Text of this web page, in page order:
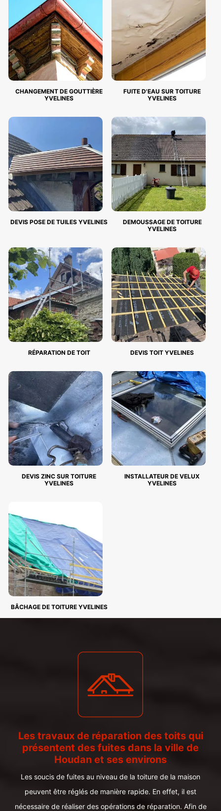
CHANGEMENT DE GOUTTIÈRE
YVELINES
FUITE D'EAU SUR TOITURE
YVELINES
DEVIS POSE DE TUILES YVELINES
DEMOUSSAGE DE TOITURE
YVELINES
RÉPARATION DE TOIT DEVIS TOIT YVELINES
DEVIS ZINC SUR TOITURE
YVELINES
INSTALLATEUR DE VELUX
YVELINES
BÂCHAGE DE TOITURE YVELINES
Les travaux de réparation des toits qui
présentent des fuites dans la ville de
Houdan et ses environs
Les soucis de fuites au niveau de la toiture de la maison
peuvent être réglés de manière rapide. En effet, il est
nécessaire de réaliser des opérations de réparation. Afin de